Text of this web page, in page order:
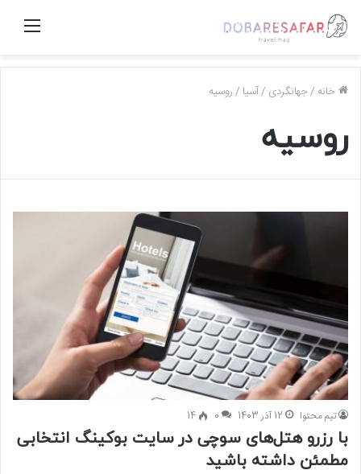
منو
خانه /جهانگردی /آسیا /روسیه
روسیه
تیم محتوا 12 آذر 1403 0
14
با رزرو هتل‌های سوچی در سایت بوکینگ انتخابی
مطمئن داشته باشید